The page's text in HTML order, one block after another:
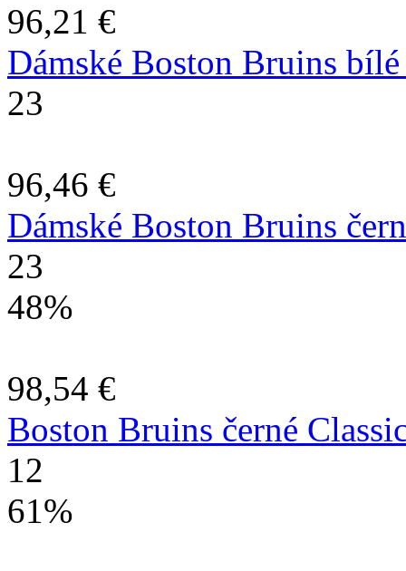
96,21 €
Dámské Boston Bruins
23
96,46 €
Dámské Boston Bruins
23
48%
98,54 €
Boston Bruins černé
12
61%